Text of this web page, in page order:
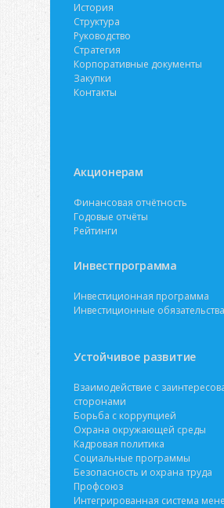
История
Структура
Руководство
Стратегия
Корпоративные документы
Закупки
Контакты
Акционерам
Финансовая отчётность
Годовые отчёты
Рейтинги
Инвестпрограмма
Инвестиционная программа
Инвестиционные
Устойчивое развитие
Взаимодействие с
сторонами
Борьба с коррупцией
Охрана окружающей среды
Кадровая политика
Социальные программы
Безопасность и охрана труда
Профсоюз
Интегрированная система